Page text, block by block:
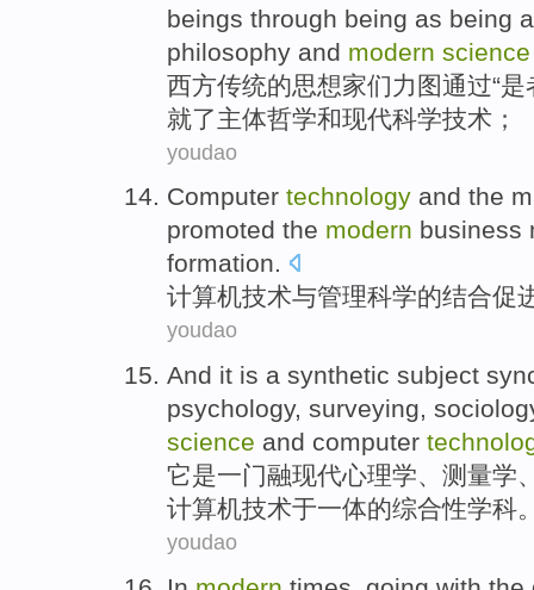
beings through being as being
philosophy and modern science
西方传统的思想家们力图通过“是
就了主体哲学和现代科学技术；
youdao
Computer technology and the
promoted the modern business
formation.
计算机技术与管理科学的结合促
youdao
And it is a synthetic subject
psychology, surveying,
science and computer
它是一门融现代心理学、 测量学
计算机技术于一体的综合性学科
youdao